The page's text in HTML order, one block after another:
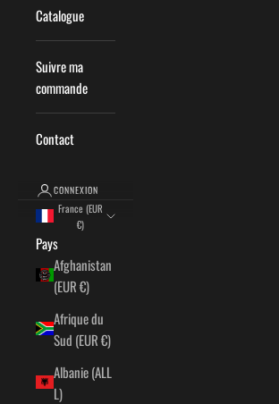
Catalogue
Suivre ma
commande
Contact
CONNEXION
France (EUR
€)
Pays
Afghanistan
(EUR €)
Afrique du
Sud (EUR €)
Albanie (ALL
L)